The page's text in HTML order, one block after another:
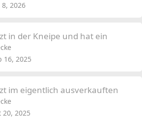
8, 2026
in der Kneipe und hat ein
16, 2025
im eigentlich ausverkauften
20, 2025